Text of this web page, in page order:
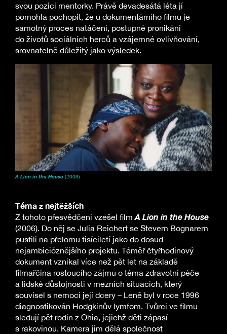
svou pozici mentorky. Právě devadesátá léta jí
pomohla pochopit, že u dokumentárního filmu je
samotný proces natáčení, postupné pronikání
do životů sociálních herců a vzájemné ovlivňování,
srovnatelně důležitý jako výsledek.
A Lion in the House (2006)
Téma z nejtěžších
Z tohoto přesvědčení vzešel filmA Lion in the House
(2006). Do něj se Julia Reichert se Stevem Bognarem
pustili na přelomu tisíciletí jako do dosud
nejambicióznějšího projektu. Téměř čtyřhodinový
dokument vznikal více než pět let na základě
filmařčina rostoucího zájmu o téma zdravotní péče
a lidské důstojnosti v mezních situacích, který
souvisel s nemocí její dcery – Leně byl v roce 1996
diagnostikován Hodgkinův lymfom. Tvůrci ve filmu
sledují pět rodin z Ohia, jejichž děti zápasí
s rakovinou. Kamera jim dělá společnost